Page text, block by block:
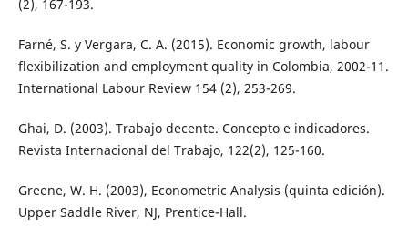
(2), 167-193.
Farné, S. y Vergara, C. A. (2015). Economic growth, labour
flexibilization and employment quality in Colombia, 2002-11.
International Labour Review 154 (2), 253-269.
Ghai, D. (2003). Trabajo decente. Concepto e indicadores.
Revista Internacional del Trabajo, 122(2), 125-160.
Greene, W. H. (2003), Econometric Analysis (quinta edición).
Upper Saddle River, NJ, Prentice-Hall.